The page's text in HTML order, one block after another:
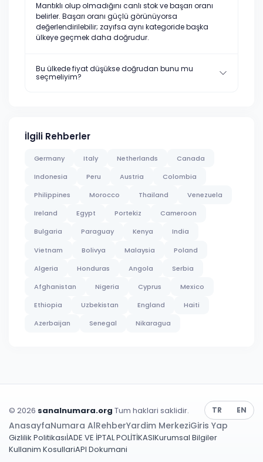
Mantıklı olup olmadığını canlı stok ve başarı oranı
belirler. Başarı oranı güçlü görünüyorsa
değerlendirilebilir; zayıfsa aynı kategoride başka
ülkeye geçmek daha doğrudur.
Bu ülkede fiyat düşükse doğrudan bunu mu
seçmeliyim?
İlgili Rehberler
Germany Italy Netherlands
Canada
Indonesia
Peru Austria
Colombia
Philippines
Morocco Thailand
Venezuela
Ireland
Egypt Portekiz
Cameroon
Bulgaria
Paraguay Kenya
India
Vietnam
Bolivya Malaysia
Poland
Algeria
Honduras Angola
Serbia
Afghanistan
Nigeria Cyprus
Mexico
Ethiopia
Uzbekistan England
Haiti
Azerbaijan
Senegal Nikaragua
© 2026 sanalnumara.org Tum haklari saklidir. TR EN
AnasayfaNumara AlRehberYardim MerkeziGiris Yap
Gizlilik PolitikasıİADE VE İPTAL POLİTİKASIKurumsal Bilgiler
Kullanim KosullariAPI Dokumani